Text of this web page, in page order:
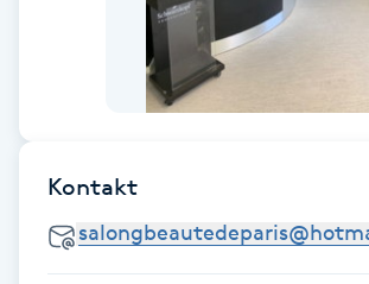
Funktionsanalys
Kontakt